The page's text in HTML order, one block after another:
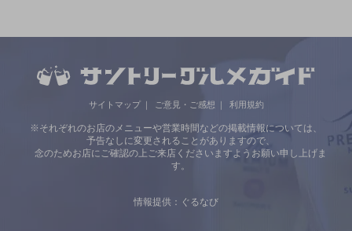
サイトマップ ご意見・ご感想 利用規約
※それぞれのお店のメニューや営業時間などの掲載情報については、
予告なしに変更されることがありますので、
念のためお店にご確認の上ご来店くださいますようお願い申し上げま
す。
情報提供：ぐるなび